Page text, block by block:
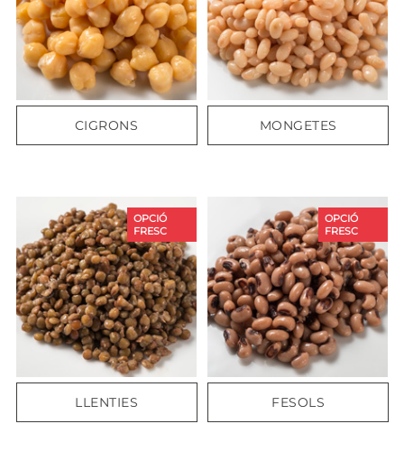
CIGRONS MONGETES
LLENTIES
OPCIÓ
FRESC
FESOLS
OPCIÓ
FRESC